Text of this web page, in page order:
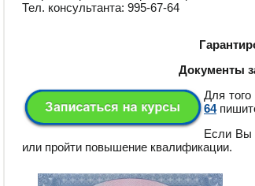
Тел. консультанта: 995-67-64
Документы
Для
64
Если Вы
или пройти повышение квалификации.